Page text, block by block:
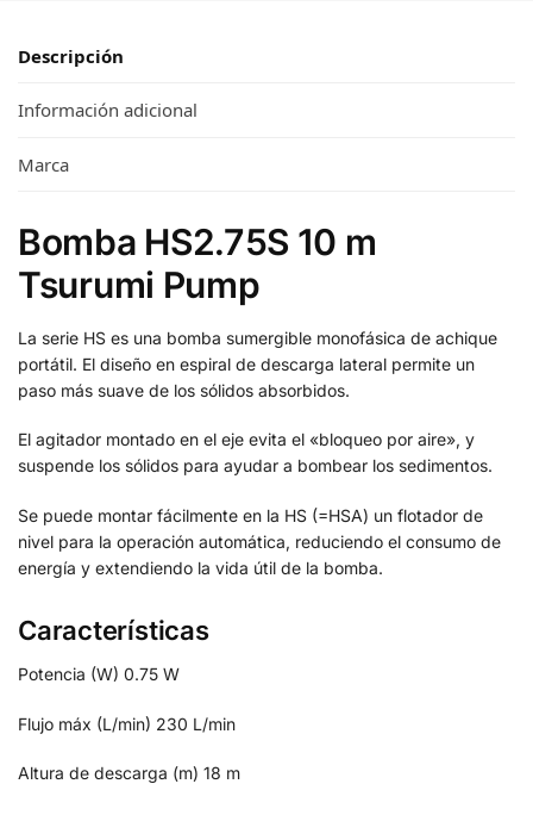
Descripción
Información adicional
Marca
Bomba HS2.75S 10 m
Tsurumi Pump
La serie HS es una bomba sumergible monofásica de achique
portátil. El diseño en espiral de descarga lateral permite un
paso más suave de los sólidos absorbidos.
El agitador montado en el eje evita el «bloqueo por aire», y
suspende los sólidos para ayudar a bombear los sedimentos.
Se puede montar fácilmente en la HS (=HSA) un flotador de
nivel para la operación automática, reduciendo el consumo de
energía y extendiendo la vida útil de la bomba.
Características
Potencia (W) 0.75 W
Flujo máx (L/min) 230 L/min
Altura de descarga (m) 18 m